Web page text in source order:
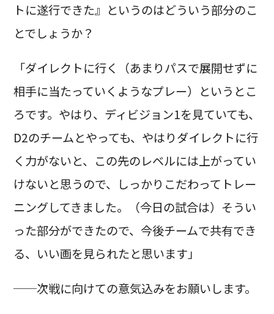
トに遂行できた』というのはどういう部分のこ
とでしょうか？
「ダイレクトに行く（あまりパスで展開せずに
相手に当たっていくようなプレー）というとこ
ろです。やはり、ディビジョン1を見ていても、
D2のチームとやっても、やはりダイレクトに行
く力がないと、この先のレベルには上がってい
けないと思うので、しっかりこだわってトレー
ニングしてきました。（今日の試合は）そうい
った部分ができたので、今後チームで共有でき
る、いい画を見られたと思います」
──次戦に向けての意気込みをお願いします。